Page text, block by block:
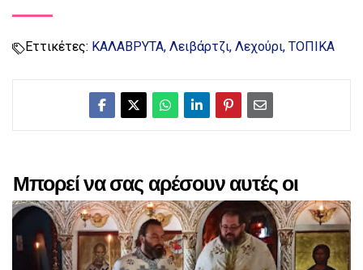
Εττικέτες: ΚΑΛΑΒΡΥΤΑ Λειβάρτζι Λεχούρι ΤΟΠΙΚΑ
Μπορεί να σας αρέσουν αυτές οι
αναρτήσεις